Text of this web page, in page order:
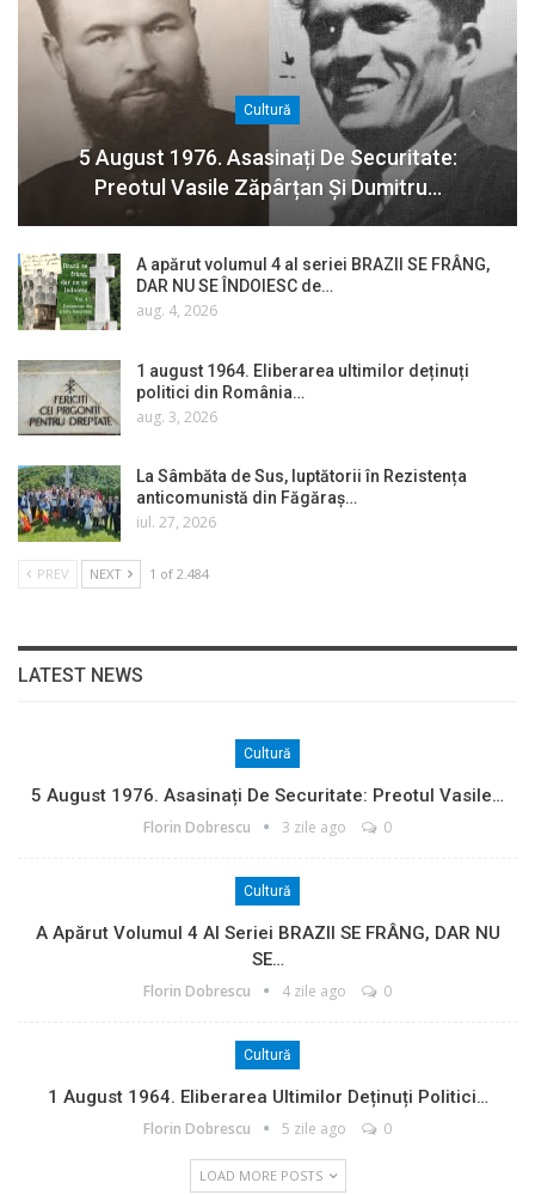
Cultură
5 August 1976. Asasinați De Securitate:
Preotul Vasile Zăpârțan Și Dumitru…
A apărut volumul 4 al seriei BRAZII SE FRÂNG,
DAR NU SE ÎNDOIESC de…
aug. 4, 2026
1 august 1964. Eliberarea ultimilor deținuți
politici din România…
aug. 3, 2026
La Sâmbăta de Sus, luptătorii în Rezistența
anticomunistă din Făgăraș…
iul. 27, 2026
PREV NEXT 1 of 2.484
LATEST NEWS
Cultură
5 August 1976. Asasinați De Securitate: Preotul Vasile…
Florin Dobrescu 3 zile ago 0
Cultură
A Apărut Volumul 4 Al Seriei BRAZII SE FRÂNG, DAR NU
SE…
Florin Dobrescu 4 zile ago 0
Cultură
1 August 1964. Eliberarea Ultimilor Deținuți Politici…
Florin Dobrescu 5 zile ago 0
LOAD MORE POSTS